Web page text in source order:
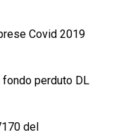
Covid 2019
perduto DL
del